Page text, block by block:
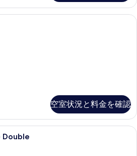
高級寝具、セーフティボックス (室
空室状況と料金を確認
高級寝具、セーフティボックス (室
Double